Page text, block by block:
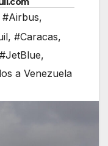
#Airbus,
, #Caracas,
#JetBlue,
a Venezuela